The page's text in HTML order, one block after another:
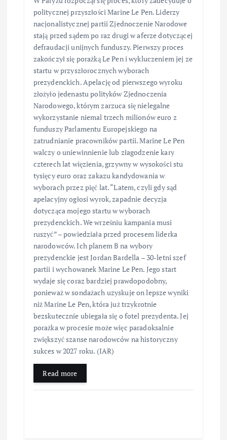
politycznej przyszłości Marine Le Pen. Liderzy
nacjonalistycznej partii Zjednoczenie Narodowe
stają przed sądem po raz drugi w aferze dotyczącej
defraudacji unijnych funduszy. Pierwszy proces
zakończył się porażką Le Pen i wykluczeniem jej ze
startu w przyszłorocznych wyborach
prezydenckich. Apelację od pierwszego wyroku
złożyło jedenastu polityków Zjednoczenia
Narodowego, którym zarzuca się nielegalne
wykorzystanie niemal trzech milionów euro z
funduszy Parlamentu Europejskiego na
zatrudnianie pracowników partii. Marine Le Pen
walczy o uniewinnienie lub złagodzenie kary
czterech lat więzienia, grzywny w wysokości stu
tysięcy euro oraz zakazu kandydowania w
wyborach przez pięć lat. “Latem, czyli gdy sąd
apelacyjny ogłosi wyrok, zapadnie decyzja
dotycząca mojego startu w wyborach
prezydenckich. We wrześniu kampania musi
ruszyć” – powiedziała przed procesem liderka
narodowców. Ich planem B na wybory
prezydenckie jest Jordan Bardella – 30-letni szef
partii i wychowanek Marine Le Pen. Jego start
wydaje się coraz bardziej prawdopodobny,
ponieważ w sondażach uzyskuje on lepsze wyniki
niż Marine Le Pen, która już trzykrotnie
bezskutecznie ubiegała się o fotel prezydenta. Jej
porażka w procesie może więc paradoksalnie
zwiększyć szanse narodowców na historyczny
sukces w 2027 roku. (IAR)
Read more